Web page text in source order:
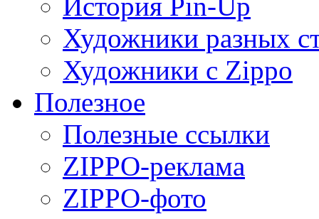
Художники разных
Художники с Zippo
Полезное
Полезные ссылки
ZIPPO-реклама
ZIPPO-фото